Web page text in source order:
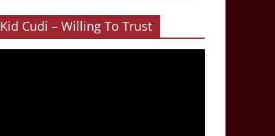
Kid Cudi – Willing To Trust